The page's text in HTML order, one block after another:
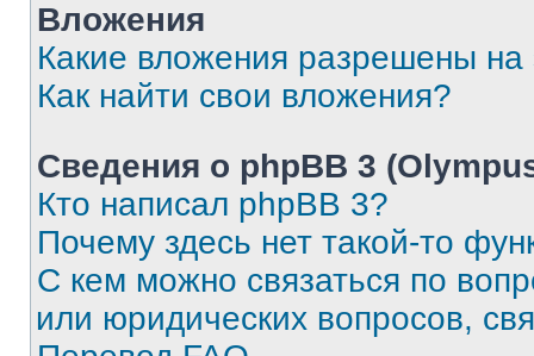
Вложения
Какие вложения разрешены
Как найти свои вложения?
Сведения о phpBB 3
Кто написал phpBB 3?
Почему здесь нет такой-то
С кем можно связаться по
или юридических вопросов,